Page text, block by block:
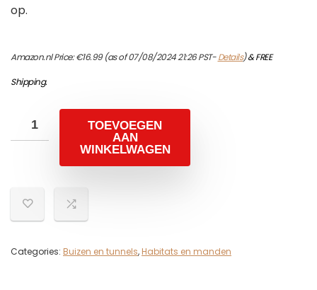
op.
Amazon.nl Price:€16.99(as of 07/08/2024 21:26 PST-Details)&FREE
Shipping.
TOEVOEGEN
AAN
WINKELWAGEN
Categories: Buizen en tunnels, Habitats en manden